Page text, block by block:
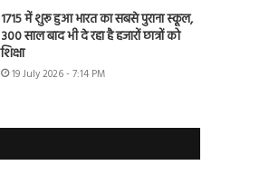
1715 में शुरू हुआ भारत का सबसे पुराना स्कूल,
300 साल बाद भी दे रहा है हजारों छात्रों को
शिक्षा
19 July 2026 - 7:14 PM